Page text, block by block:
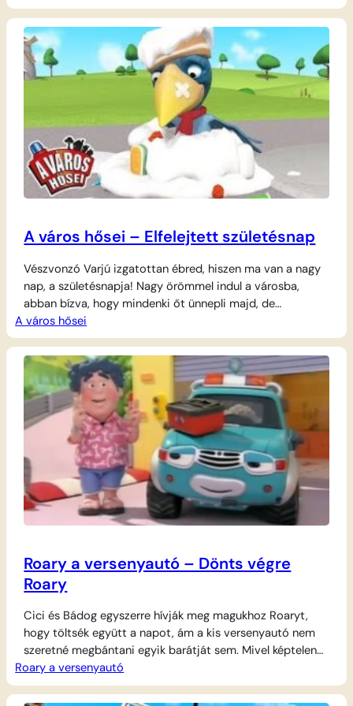
hatalmas sebességgel száguldanak végig a pályán. A
kanyarokban óvatosnak kell lenniük, de az egyenes
szakaszokon mindent beleadnak, hogy megelőzzék a
másikat.…
A város hősei – Elfelejtett születésnap
Vészvonzó Varjú izgatottan ébred, hiszen ma van a nagy
nap, a születésnapja! Nagy örömmel indul a városba,
abban bízva, hogy mindenki őt ünnepli majd, de
csalódottan tapasztalja, hogy a lakók mintha
megfeledkeztek volna róla. Rendőr Paulie és Tűzoltó Fiona
is gyanúsan viselkednek, titkolóznak és nagyon
elfoglaltnak tűnnek. Szegény Varjú egyre szomorúbb lesz,
és úgy érzi,…
A város hősei
Roary a versenyautó – Dönts végre
Roary
Cici és Bádog egyszerre hívják meg magukhoz Roaryt,
hogy töltsék együtt a napot, ám a kis versenyautó nem
szeretné megbántani egyik barátját sem. Mivel képtelen
választani a két meghívás közül, megpróbálja mindkét
ígéretét betartani és egyszerre megfelelni mindenkinek. A
kapkodás azonban hamarosan kimeríti, és Roary rájön,
Roary a versenyautó